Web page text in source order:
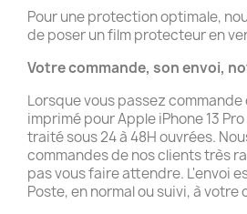
Pour une protection optimale,
de poser un film protecteur en
Votre commande, son envoi,
Lorsque vous passez
imprimé pour Apple iPhone 13
traité sous 24 à 48H ouvrées.
commandes de nos clients très
pas vous faire attendre. L'envoi
Poste, en normal ou suivi, à votre